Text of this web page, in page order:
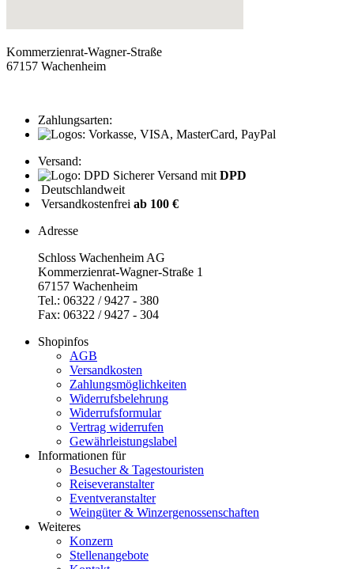
Kommerzienrat-Wagner-Straße
67157 Wachenheim
Zahlungsarten:
Versand:
Sicherer Versand mit DPD
Deutschlandweit
Versandkostenfrei ab 100 €
Adresse
Schloss Wachenheim AG
Kommerzienrat-Wagner-Straße 1
67157 Wachenheim
Tel.: 06322 / 9427 - 380
Fax: 06322 / 9427 - 304
Shopinfos
AGB
Versandkosten
Zahlungsmöglichkeiten
Widerrufsbelehrung
Widerrufsformular
Vertrag widerrufen
Gewährleistungslabel
Informationen für
Besucher & Tagestouristen
Reiseveranstalter
Eventveranstalter
Weingüter & Winzergenossenschaften
Weiteres
Konzern
Stellenangebote